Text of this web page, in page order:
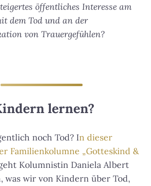
öffentliches Interesse am
dem Tod und an der
von Trauergefühlen?
lernen?
noch Tod? In dieser
Familienkolumne „Gotteskind &
Kolumnistin Daniela Albert
was wir von Kindern über Tod,